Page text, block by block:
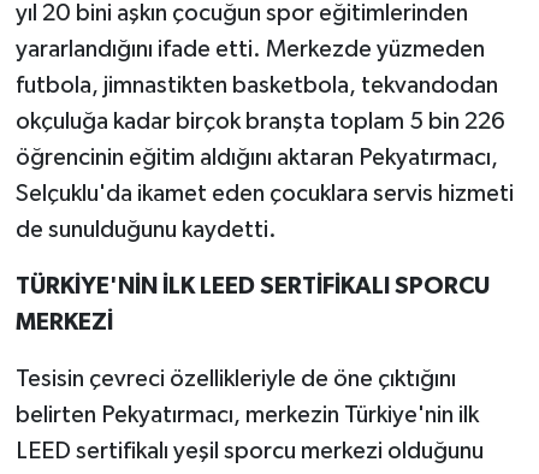
yıl 20 bini aşkın çocuğun spor eğitimlerinden
yararlandığını ifade etti. Merkezde yüzmeden
futbola, jimnastikten basketbola, tekvandodan
okçuluğa kadar birçok branşta toplam 5 bin 226
öğrencinin eğitim aldığını aktaran Pekyatırmacı,
Selçuklu'da ikamet eden çocuklara servis hizmeti
de sunulduğunu kaydetti.
TÜRKİYE'NİN İLK LEED SERTİFİKALI SPORCU
MERKEZİ
Tesisin çevreci özellikleriyle de öne çıktığını
belirten Pekyatırmacı, merkezin Türkiye'nin ilk
LEED sertifikalı yeşil sporcu merkezi olduğunu